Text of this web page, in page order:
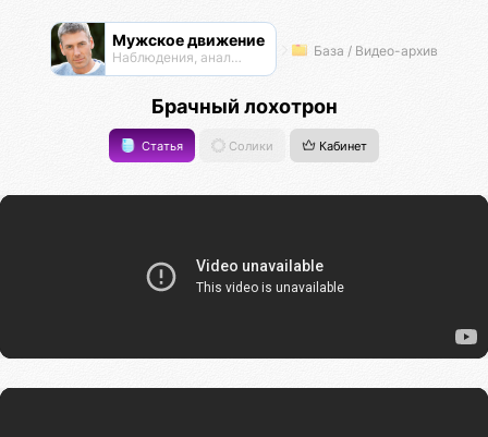
Мужское движение
Наблюдения, анализ, обсуждения База / Видео-архив
Брачный лохотрон
Статья Солики Кабинет